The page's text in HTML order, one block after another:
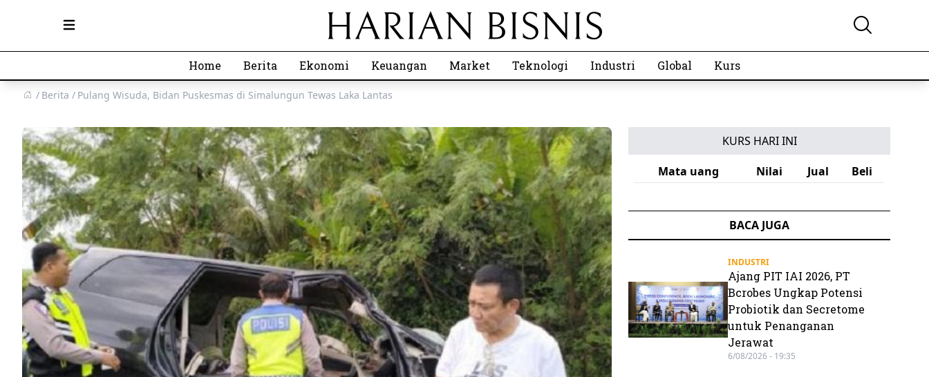
Open main menu
Home Berita Ekonomi Keuangan Market Teknologi Industri Global Kurs
Berita Pulang Wisuda, Bidan Puskesmas di Simalungun Tewas Laka Lantas
KURS HARI INI
Mata uang
Nilai Jual Beli
BACA JUGA
INDUSTRI
Ajang PIT IAI 2026, PT
Bcrobes Ungkap Potensi
Probiotik dan Secretome
untuk Penanganan
Jerawat
6/08/2026 - 19:35